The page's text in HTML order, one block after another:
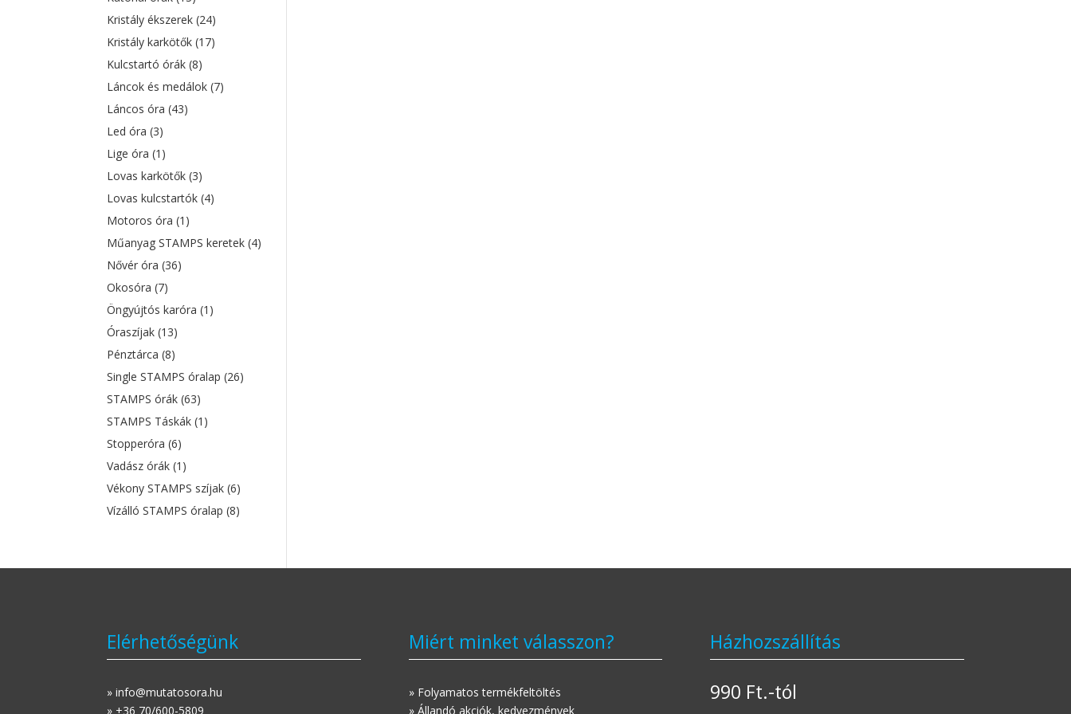
Kristály ékszerek(24)
Kristály karkötők(17)
Kulcstartó órák(8)
Láncok és medálok(7)
Láncos óra(43)
Led óra(3)
Lige óra(1)
Lovas karkötők(3)
Lovas kulcstartók(4)
Motoros óra(1)
Műanyag STAMPS keretek(4)
Nővér óra(36)
Okosóra(7)
Öngyújtós karóra(1)
Óraszíjak(13)
Pénztárca(8)
Single STAMPS óralap(26)
STAMPS órák(63)
STAMPS Táskák(1)
Stopperóra(6)
Vadász órák(1)
Vékony STAMPS szíjak(6)
Vízálló STAMPS óralap(8)
Elérhetőségünk
» info@mutatosora.hu
» +36 70/600-5809
Miért minket válasszon?
» Folyamatos termékfeltöltés
» Állandó akciók, kedvezmények
Házhozszállítás
990 Ft.-tól